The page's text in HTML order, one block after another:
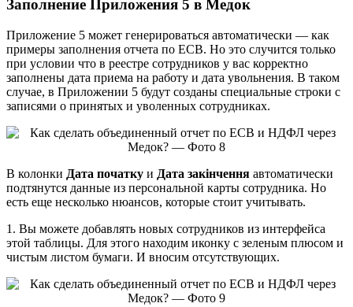
Заполнение Приложения 5 в Медок
Приложение 5 может генерироваться автоматически — как
примеры заполнения отчета по ЕСВ. Но это случится только
при условии что в реестре сотрудников у вас корректно
заполнены дата приема на работу и дата увольнения. В таком
случае, в Приложении 5 будут созданы специальные строки с
записями о принятых и уволенных сотрудниках.
В колонки Дата початку и Дата закінчення автоматически
подтянутся данные из персональной карты сотрудника. Но
есть еще несколько нюансов, которые стоит учитывать.
1. Вы можете добавлять новых сотрудников из интерфейса
этой таблицы. Для этого находим иконку с зеленым плюсом и
чистым листом бумаги. И вносим отсутствующих.